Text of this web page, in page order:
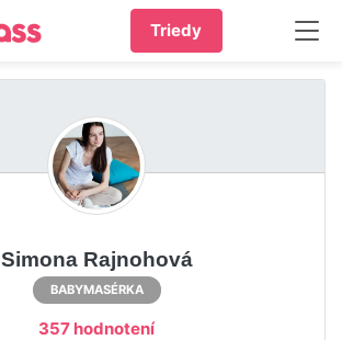
Triedy
Simona Rajnohová
BABYMASÉRKA
357 hodnotení